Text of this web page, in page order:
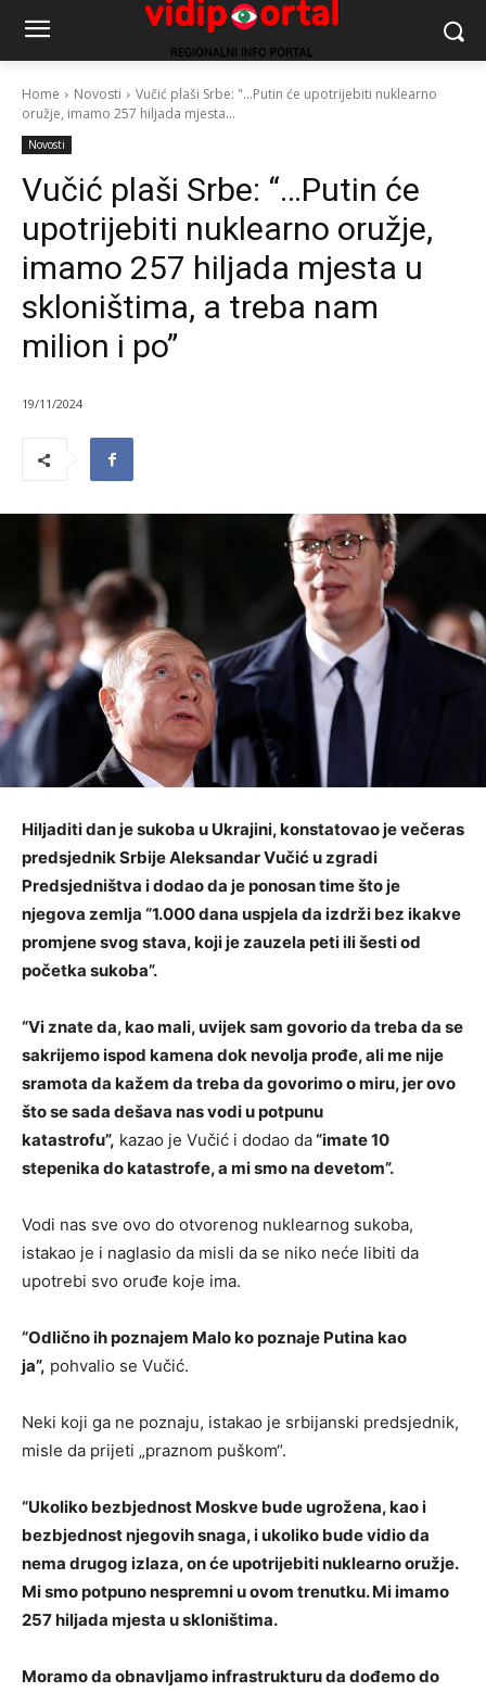
Home Novosti
Vučić plaši Srbe: "...Putin će upotrijebiti nuklearno
oružje, imamo 257 hiljada mjesta...
Novosti
Vučić plaši Srbe: “…Putin će
upotrijebiti nuklearno oružje,
imamo 257 hiljada mjesta u
skloništima, a treba nam
milion i po”
19/11/2024
Hiljaditi dan je sukoba u Ukrajini, konstatovao je večeras
predsjednik Srbije Aleksandar Vučić u zgradi
Predsjedništva i dodao da je ponosan time što je
njegova zemlja “1.000 dana uspjela da izdrži bez ikakve
promjene svog stava, koji je zauzela peti ili šesti od
početka sukoba”.
“Vi znate da, kao mali, uvijek sam govorio da treba da se
sakrijemo ispod kamena dok nevolja prođe, ali me nije
sramota da kažem da treba da govorimo o miru, jer ovo
što se sada dešava nas vodi u potpunu
katastrofu”, kazao je Vučić i dodao da“imate 10
stepenika do katastrofe, a mi smo na devetom”.
Vodi nas sve ovo do otvorenog nuklearnog sukoba,
istakao je i naglasio da misli da se niko neće libiti da
upotrebi svo oruđe koje ima.
“Odlično ih poznajem Malo ko poznaje Putina kao
ja”, pohvalio se Vučić.
Neki koji ga ne poznaju, istakao je srbijanski predsjednik,
misle da prijeti „praznom puškom“.
“Ukoliko bezbjednost Moskve bude ugrožena, kao i
bezbjednost njegovih snaga, i ukoliko bude vidio da
nema drugog izlaza, on će upotrijebiti nuklearno oružje.
Mi smo potpuno nespremni u ovom trenutku. Mi imamo
257 hiljada mjesta u skloništima.
Moramo da obnavljamo infrastrukturu da dođemo do